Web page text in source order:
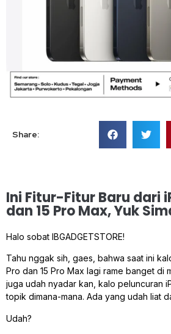
Share:
Ini Fitur-Fitur Baru dari
dan 15 Pro Max, Yuk
Halo sobat IBGADGETSTORE!
Tahu nggak sih, gaes, bahwa saat ini
Pro dan 15 Pro Max lagi rame banget di
juga udah nyadar kan, kalo peluncuran
topik dimana-mana. Ada yang udah liat
Udah?